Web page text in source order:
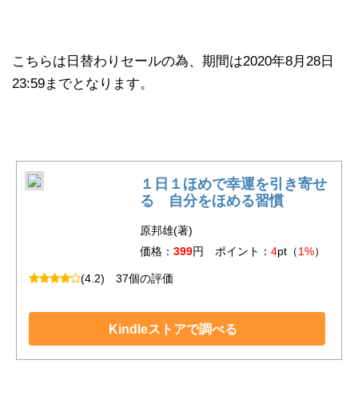
こちらは日替わりセールの為、期間は2020年8月28日
23:59までとなります。
１日１ほめで幸運を引き寄せ
る 自分をほめる習慣
原邦雄(著)
価格： 399円 ポイント： 4pt（1%）
(4.2) 37個の評価
Kindleストアで調べる